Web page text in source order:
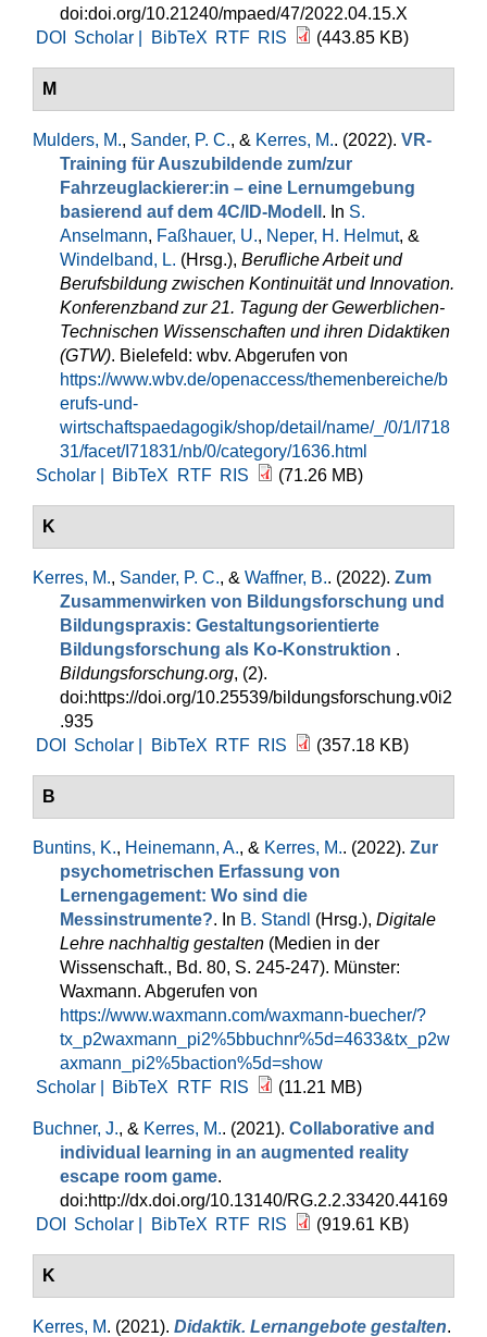
doi:doi.org/10.21240/mpaed/47/2022.04.15.X
DOI
Scholar | BibTeX RTF RIS (443.85 KB)
M
Mulders, M., Sander, P. C., & Kerres, M.. (2022). VR-
Training für Auszubildende zum/zur
Fahrzeuglackierer:in – eine Lernumgebung
basierend auf dem 4C/ID-Modell . In S.
Anselmann, Faßhauer, U., Neper, H. Helmut, &
Windelband, L. (Hrsg.), Berufliche Arbeit und
Berufsbildung zwischen Kontinuität und Innovation.
Konferenzband zur 21. Tagung der Gewerblichen-
Technischen Wissenschaften und ihren Didaktiken
(GTW). Bielefeld: wbv. Abgerufen von
https://www.wbv.de/openaccess/themenbereiche/b
erufs-und-
wirtschaftspaedagogik/shop/detail/name/_/0/1/I718
31/facet/I71831/nb/0/category/1636.html
Scholar |
BibTeX RTF RIS (71.26 MB)
K
Kerres, M., Sander, P. C., & Waffner, B.. (2022). Zum
Zusammenwirken von Bildungsforschung und
Bildungspraxis: Gestaltungsorientierte
Bildungsforschung als Ko-Konstruktion .
Bildungsforschung.org, (2).
doi:https://doi.org/10.25539/bildungsforschung.v0i2
.935
DOI
Scholar | BibTeX RTF RIS (357.18 KB)
B
Buntins, K., Heinemann, A., & Kerres, M.. (2022). Zur
psychometrischen Erfassung von
Lernengagement: Wo sind die
Messinstrumente?. In B. Standl (Hrsg.), Digitale
Lehre nachhaltig gestalten (Medien in der
Wissenschaft., Bd. 80, S. 245-247). Münster:
Waxmann. Abgerufen von
https://www.waxmann.com/waxmann-buecher/?
tx_p2waxmann_pi2%5bbuchnr%5d=4633&tx_p2w
axmann_pi2%5baction%5d=show
Scholar |
BibTeX RTF RIS (11.21 MB)
Buchner, J., & Kerres, M.. (2021). Collaborative and
individual learning in an augmented reality
escape room game.
doi:http://dx.doi.org/10.13140/RG.2.2.33420.44169
DOI
Scholar | BibTeX RTF RIS (919.61 KB)
K
Kerres, M. (2021). Didaktik. Lernangebote gestalten.